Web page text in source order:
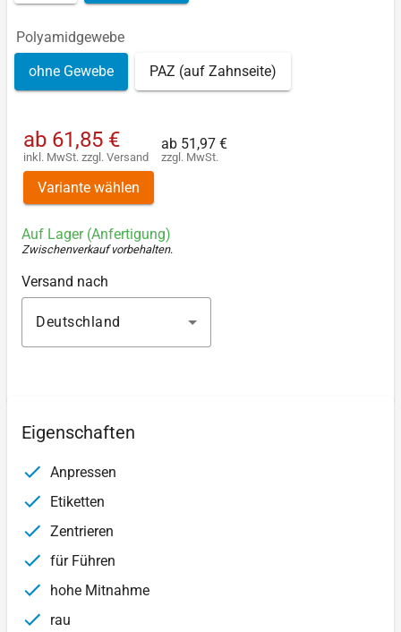
Polyamidgewebe
ohne Gewebe PAZ (auf Zahnseite)
ab 61,85 €
inkl. MwSt. zzgl. Versand
ab 51,97 €
zzgl. MwSt.
Variante wählen
Auf Lager (Anfertigung)
Zwischenverkauf vorbehalten.
Versand nach
Deutschland
Eigenschaften
Anpressen
Etiketten
Zentrieren
für Führen
hohe Mitnahme
rau